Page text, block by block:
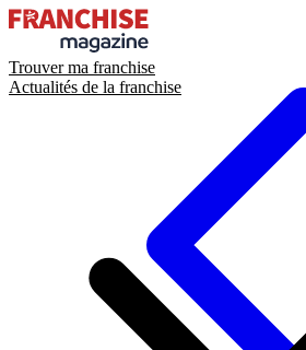
Trouver ma franchise
Actualités de la franchise